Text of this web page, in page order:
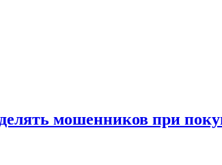
мошенников при